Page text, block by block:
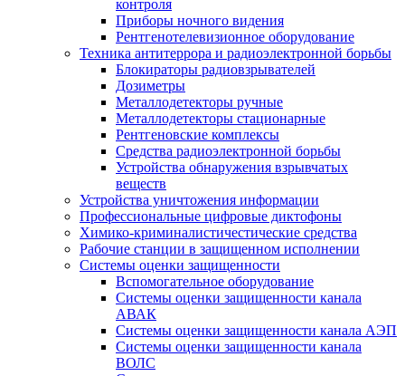
контроля
Приборы ночного видения
Рентгенотелевизионное оборудование
Техника антитеррора и радиоэлектронной борьбы
Блокираторы радиовзрывателей
Дозиметры
Металлодетекторы ручные
Металлодетекторы стационарные
Рентгеновские комплексы
Средства радиоэлектронной борьбы
Устройства обнаружения взрывчатых
веществ
Устройства уничтожения информации
Профессиональные цифровые диктофоны
Химико-криминалистичестические средства
Рабочие станции в защищенном исполнении
Системы оценки защищенности
Вспомогательное оборудование
Системы оценки защищенности канала
АВАК
Системы оценки защищенности канала АЭП
Системы оценки защищенности канала
ВОЛС